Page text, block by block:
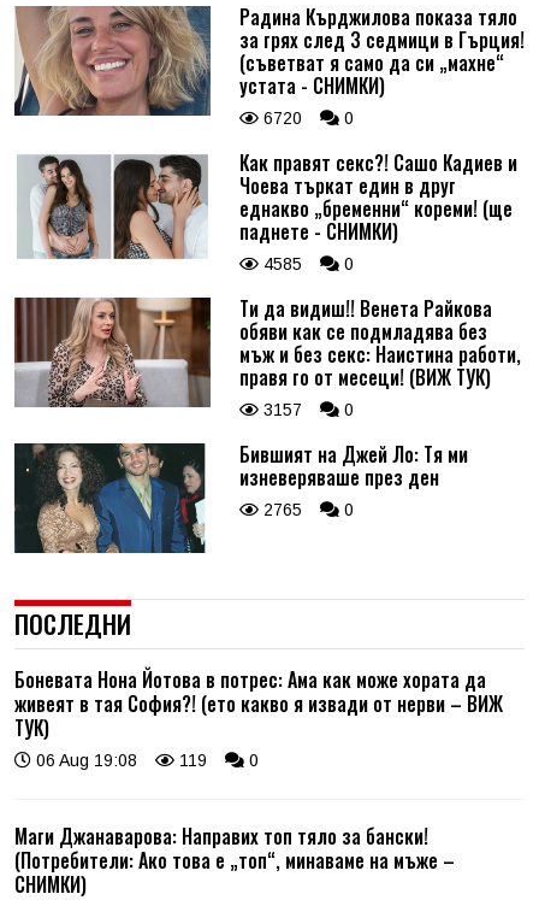
Радина Кърджилова показа тяло
за грях след 3 седмици в Гърция!
(съветват я само да си „махне“
устата - СНИМКИ)
6720 0
Как правят секс?! Сашо Кадиев и
Чоева търкат един в друг
еднакво „бременни“ кореми! (ще
паднете - СНИМКИ)
4585 0
Ти да видиш!! Венета Райкова
обяви как се подмладява без
мъж и без секс: Наистина работи,
правя го от месеци! (ВИЖ ТУК)
3157 0
Бившият на Джей Ло: Тя ми
изневеряваше през ден
2765 0
ПОСЛЕДНИ
Боневата Нона Йотова в потрес: Ама как може хората да
живеят в тая София?! (ето какво я извади от нерви – ВИЖ
ТУК)
06 Aug 19:08 119 0
Маги Джанаварова: Направих топ тяло за бански!
(Потребители: Ако това е „топ“, минаваме на мъже –
СНИМКИ)